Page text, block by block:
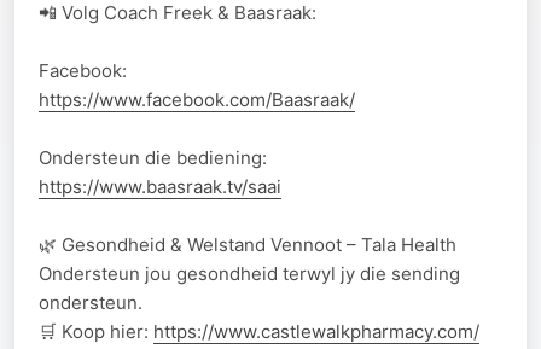
📲 Volg Coach Freek & Baasraak:
Facebook:
https://www.facebook.com/Baasraak/
Ondersteun die bediening:
https://www.baasraak.tv/saai
🌿 Gesondheid & Welstand Vennoot – Tala Health
Ondersteun jou gesondheid terwyl jy die sending
ondersteun.
🛒 Koop hier: https://www.castlewalkpharmacy.com/